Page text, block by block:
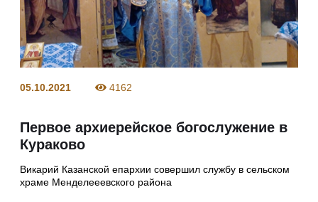
05.10.2021 4162
Первое архиерейское богослужение в
Кураково
Викарий Казанской епархии совершил службу в сельском
храме Менделееевского района